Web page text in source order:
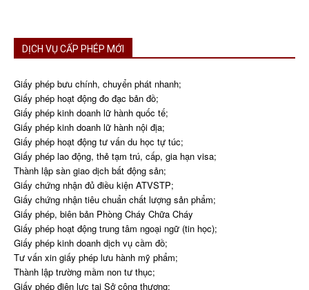
DỊCH VỤ CẤP PHÉP MỚI
Giấy phép bưu chính, chuyển phát nhanh;
Giấy phép hoạt động đo đạc bản đồ;
Giấy phép kinh doanh lữ hành quốc tế;
Giấy phép kinh doanh lữ hành nội địa;
Giấy phép hoạt động tư vấn du học tự túc;
Giấy phép lao động, thẻ tạm trú, cấp, gia hạn visa;
Thành lập sàn giao dịch bất động sản;
Giấy chứng nhận đủ điều kiện ATVSTP;
Giấy chứng nhận tiêu chuẩn chất lượng sản phẩm;
Giấy phép, biên bản Phòng Cháy Chữa Cháy
Giấy phép hoạt động trung tâm ngoại ngữ (tin học);
Giấy phép kinh doanh dịch vụ cầm đồ;
Tư vấn xin giấy phép lưu hành mỹ phẩm;
Thành lập trường mầm non tư thục;
Giấy phép điện lực tại Sở công thương;